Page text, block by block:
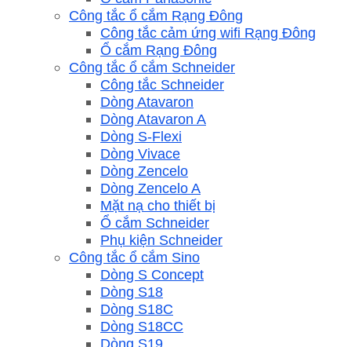
Công tắc ổ cắm Rạng Đông
Công tắc cảm ứng wifi Rạng Đông
Ổ cắm Rạng Đông
Công tắc ổ cắm Schneider
Công tắc Schneider
Dòng Atavaron
Dòng Atavaron A
Dòng S-Flexi
Dòng Vivace
Dòng Zencelo
Dòng Zencelo A
Mặt nạ cho thiết bị
Ổ cắm Schneider
Phụ kiện Schneider
Công tắc ổ cắm Sino
Dòng S Concept
Dòng S18
Dòng S18C
Dòng S18CC
Dòng S19